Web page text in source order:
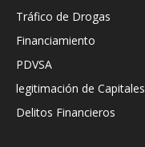
Tráfico de Drogas
Financiamiento
PDVSA
legitimación de Capitales
Delitos Financieros